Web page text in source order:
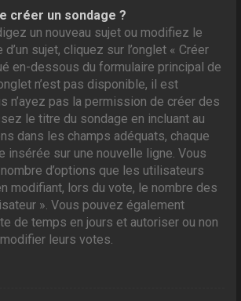
créer un sondage ?
un nouveau sujet ou modifiez le
sujet, cliquez sur l’onglet « Créer
en-dessous du formulaire principal de
n’est pas disponible, il est
n’ayez pas la permission de créer des
le titre du sondage en incluant au
dans les champs adéquats, chaque
insérée sur une nouvelle ligne. Vous
d’options que les utilisateurs
modifiant, lors du vote, le nombre des
». Vous pouvez également
de temps en jours et autoriser ou non
leurs votes.